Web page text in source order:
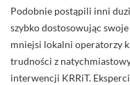
Podobnie postąpili inni
szybko dostosowując
mniejsi lokalni operatorzy
trudności z
interwencji KRRiT.